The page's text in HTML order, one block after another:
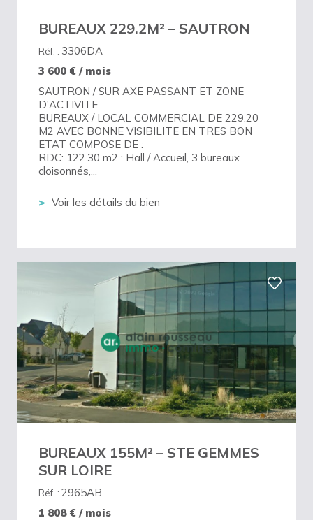
BUREAUX 229.2M² – SAUTRON
Réf. : 3306DA
3 600 € / mois
SAUTRON / SUR AXE PASSANT ET ZONE
D'ACTIVITE
BUREAUX / LOCAL COMMERCIAL DE 229.20
M2 AVEC BONNE VISIBILITE EN TRES BON
ETAT COMPOSE DE :
RDC: 122.30 m2 : Hall / Accueil, 3 bureaux
cloisonnés,...
Voir les détails du bien
BUREAUX 155M² – STE GEMMES
SUR LOIRE
Réf. : 2965AB
1 808€ / mois